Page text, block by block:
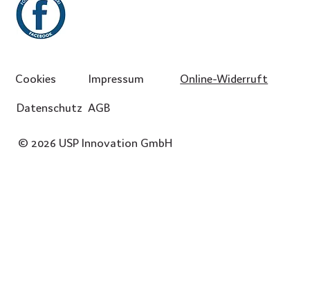
Cookies
Datenschutz
Impressum
AGB
Online-Widerruft
© 2026 USP Innovation GmbH